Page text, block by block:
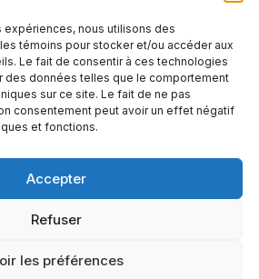
nous utilisons des
témoins pour stocker et/ou accéder aux
Le fait de consentir à ces technologies
des données telles que le comportement
sur ce site. Le fait de ne pas
consentement peut avoir un effet négatif
et fonctions.
Accepter
Refuser
les préférences
Inc |
et développé par Chameleon Ideas